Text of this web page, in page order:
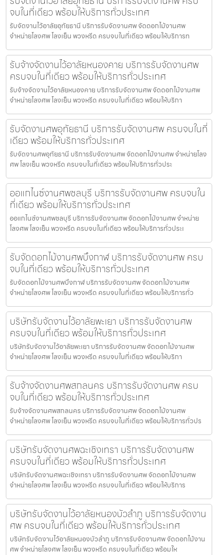
จบในที่เดียว พร้อมให้บริการทั่วประเทศ
รับจัดงานไว้อาลัยอุทัยธานี บริการรับจัดงานศพ จัดดอกไม้งานศพ
จำหน่ายโลงศพ โลงเย็น พวงหรีด ครบจบในที่เดียว พร้อมให้บริการท
รับจ้างจัดงานไว้อาลัยหนองคาย บริการรับจัดงานศพ
ครบจบในที่เดียว พร้อมให้บริการทั่วประเทศ
รับจ้างจัดงานไว้อาลัยหนองคาย บริการรับจัดงานศพ จัดดอกไม้งานศพ
จำหน่ายโลงศพ โลงเย็น พวงหรีด ครบจบในที่เดียว พร้อมให้บริกา
รับจัดงานศพอุทัยธานี บริการรับจัดงานศพ ครบจบในที่
เดียว พร้อมให้บริการทั่วประเทศ
รับจัดงานศพอุทัยธานี บริการรับจัดงานศพ จัดดอกไม้งานศพ จำหน่ายโลง
ศพ โลงเย็น พวงหรีด ครบจบในที่เดียว พร้อมให้บริการทั่วประ
ออแกไนซ์งานศพชลบุรี บริการรับจัดงานศพ ครบจบใน
ที่เดียว พร้อมให้บริการทั่วประเทศ
ออแกไนซ์งานศพชลบุรี บริการรับจัดงานศพ จัดดอกไม้งานศพ จำหน่าย
โลงศพ โลงเย็น พวงหรีด ครบจบในที่เดียว พร้อมให้บริการทั่วประเ
รับจัดดอกไม้งานศพบึงกาฬ บริการรับจัดงานศพ ครบ
จบในที่เดียว พร้อมให้บริการทั่วประเทศ
รับจัดดอกไม้งานศพบึงกาฬ บริการรับจัดงานศพ จัดดอกไม้งานศพ
จำหน่ายโลงศพ โลงเย็น พวงหรีด ครบจบในที่เดียว พร้อมให้บริการทั่ว
บริษัทรับจัดงานไว้อาลัยพะเยา บริการรับจัดงานศพ
ครบจบในที่เดียว พร้อมให้บริการทั่วประเทศ
บริษัทรับจัดงานไว้อาลัยพะเยา บริการรับจัดงานศพ จัดดอกไม้งานศพ
จำหน่ายโลงศพ โลงเย็น พวงหรีด ครบจบในที่เดียว พร้อมให้บริกา
รับจ้างจัดงานศพสกลนคร บริการรับจัดงานศพ ครบ
จบในที่เดียว พร้อมให้บริการทั่วประเทศ
รับจ้างจัดงานศพสกลนคร บริการรับจัดงานศพ จัดดอกไม้งานศพ
จำหน่ายโลงศพ โลงเย็น พวงหรีด ครบจบในที่เดียว พร้อมให้บริการทั่วปร
บริษัทรับจัดงานศพฉะเชิงเทรา บริการรับจัดงานศพ
ครบจบในที่เดียว พร้อมให้บริการทั่วประเทศ
บริษัทรับจัดงานศพฉะเชิงเทรา บริการรับจัดงานศพ จัดดอกไม้งานศพ
จำหน่ายโลงศพ โลงเย็น พวงหรีด ครบจบในที่เดียว พร้อมให้บริการ
บริษัทรับจัดงานไว้อาลัยหนองบัวลำภู บริการรับจัดงาน
ศพ ครบจบในที่เดียว พร้อมให้บริการทั่วประเทศ
บริษัทรับจัดงานไว้อาลัยหนองบัวลำภู บริการรับจัดงานศพ จัดดอกไม้งาน
ศพ จำหน่ายโลงศพ โลงเย็น พวงหรีด ครบจบในที่เดียว พร้อมให